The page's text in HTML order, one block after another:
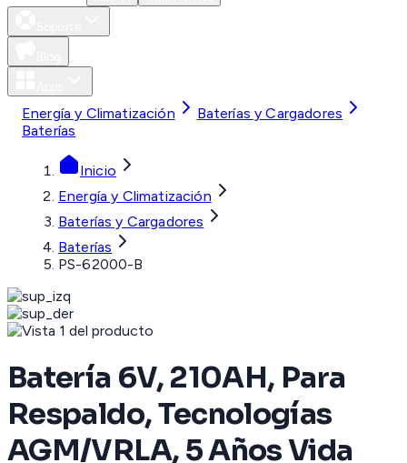
Energía y Climatización
Baterías y Cargadores
Baterías
Inicio
Energía y Climatización
Baterías y Cargadores
Baterías
PS-62000-B
Batería 6V, 210AH, Para
Respaldo, Tecnologías
AGM/VRLA, 5 Años Vida